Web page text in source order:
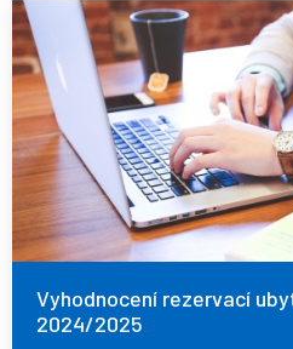
Vyhodnocení
rezervací
ubytování
pro
AR
2024/2025
Vyhodnocení rezervací
2024/2025